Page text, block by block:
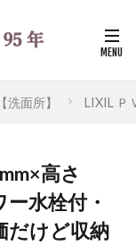
洗面所】 LIXIL Ｐ
高さ
水栓付・
だけど収納